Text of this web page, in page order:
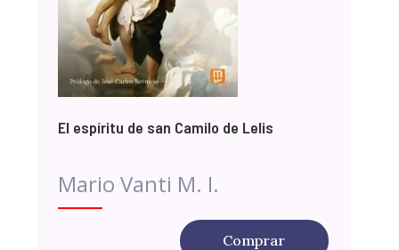
El espíritu de san Camilo de Lelis
Mario Vanti M. I.
Comprar